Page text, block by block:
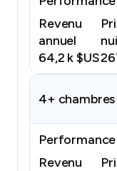
Revenu
annuel
64,2 k $US
4+ chambres
Revenu